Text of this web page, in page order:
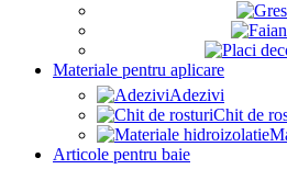
Materiale pentru aplicare
Adezivi
Chit de
Articole pentru baie